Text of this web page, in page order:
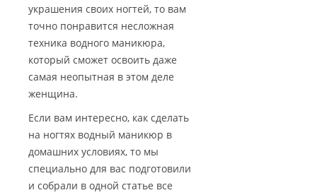
украшения своих ногтей, то вам
точно понравится несложная
техника водного маникюра,
который сможет освоить даже
самая неопытная в этом деле
женщина.
Если вам интересно, как сделать
на ногтях водный маникюр в
домашних условиях, то мы
специально для вас подготовили
и собрали в одной статье все